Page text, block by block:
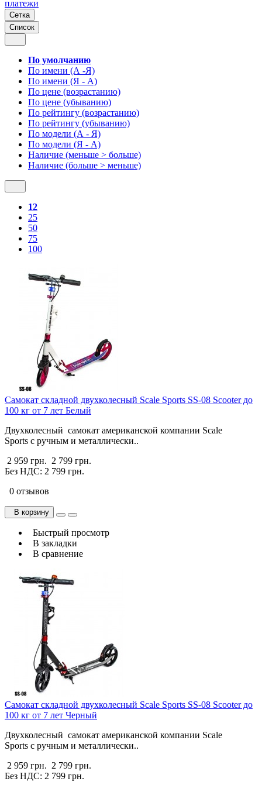
платежи
Сетка
Список
По умолчанию
По имени (А -Я)
По имени (Я - А)
По цене (возрастанию)
По цене (убыванию)
По рейтингу (возрастанию)
По рейтингу (убыванию)
По модели (А - Я)
По модели (Я - А)
Наличие (меньше > больше)
Наличие (больше > меньше)
12
25
50
75
100
Cамокат складной двухколесный Scale Sports SS-08 Scooter до
100 кг от 7 лет Белый
Двухколесный самокат американской компании Scale
Sports с ручным и металлически..
2 959 грн. 2 799 грн.
Без НДС: 2 799 грн.
0 отзывов
В корзину
Быстрый просмотр
В закладки
В сравнение
Cамокат складной двухколесный Scale Sports SS-08 Scooter до
100 кг от 7 лет Черный
Двухколесный самокат американской компании Scale
Sports с ручным и металлически..
2 959 грн. 2 799 грн.
Без НДС: 2 799 грн.